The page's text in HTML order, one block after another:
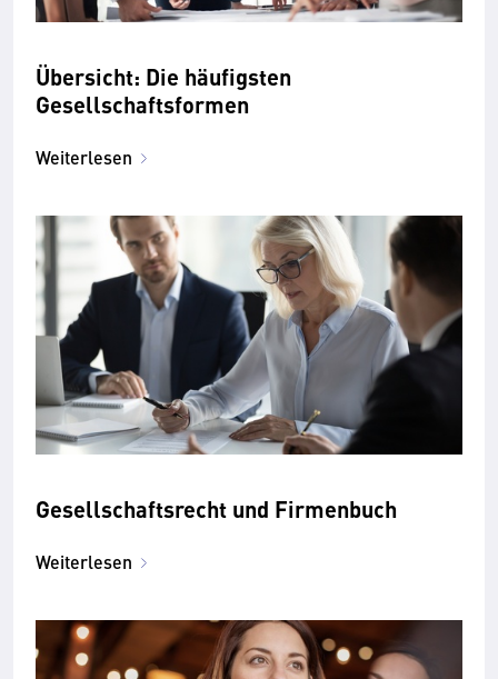
Übersicht: Die häufigsten
Gesellschaftsformen
Weiterlesen
Gesellschaftsrecht und Firmenbuch
Weiterlesen